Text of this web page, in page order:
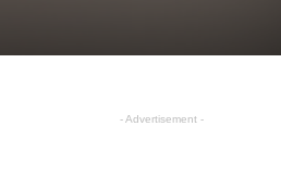
- Advertisement -